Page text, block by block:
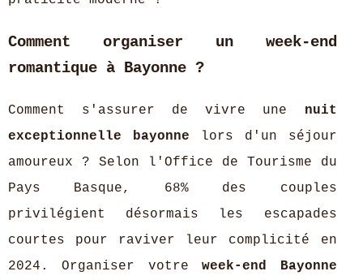
Comment organiser un week-end
romantique à Bayonne ?
Comment s'assurer de vivre une nuit
exceptionnelle bayonne lors d'un séjour
amoureux ? Selon l'Office de Tourisme du
Pays Basque, 68% des couples
privilégient désormais les escapades
courtes pour raviver leur complicité en
2024. Organiser votreweek-end Bayonne